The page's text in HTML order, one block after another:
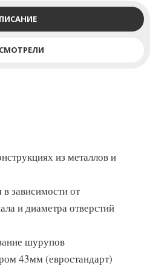
из металлов и
зависимости от
и диаметра отверстий
шурупов
43мм (евростандарт)